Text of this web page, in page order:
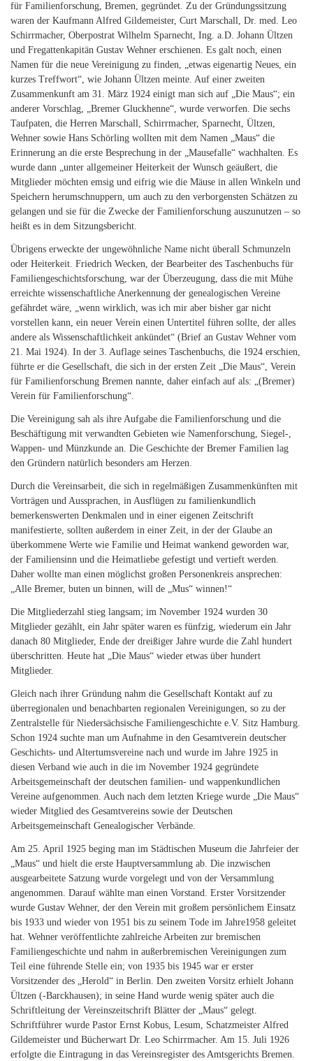
für Familienforschung, Bremen, gegründet. Zu der Gründungssitzung
waren der Kaufmann Alfred Gildemeister, Curt Marschall, Dr. med. Leo
Schirrmacher, Oberpostrat Wilhelm Sparnecht, Ing. a.D. Johann Ültzen
und Fregattenkapitän Gustav Wehner erschienen. Es galt noch, einen
Namen für die neue Vereinigung zu finden, „etwas eigenartig Neues, ein
kurzes Treffwort“, wie Johann Ültzen meinte. Auf einer zweiten
Zusammenkunft am 31. März 1924 einigt man sich auf „Die Maus“; ein
anderer Vorschlag, „Bremer Gluckhenne“, wurde verworfen. Die sechs
Taufpaten, die Herren Marschall, Schirrmacher, Sparnecht, Ültzen,
Wehner sowie Hans Schörling wollten mit dem Namen „Maus“ die
Erinnerung an die erste Besprechung in der „Mausefalle“ wachhalten. Es
wurde dann „unter allgemeiner Heiterkeit der Wunsch geäußert, die
Mitglieder möchten emsig und eifrig wie die Mäuse in allen Winkeln und
Speichern herumschnuppern, um auch zu den verborgensten Schätzen zu
gelangen und sie für die Zwecke der Familienforschung auszunutzen – so
heißt es in dem Sitzungsbericht.
Übrigens erweckte der ungewöhnliche Name nicht überall Schmunzeln
oder Heiterkeit. Friedrich Wecken, der Bearbeiter des Taschenbuchs für
Familiengeschichtsforschung, war der Überzeugung, dass die mit Mühe
erreichte wissenschaftliche Anerkennung der genealogischen Vereine
gefährdet wäre, „wenn wirklich, was ich mir aber bisher gar nicht
vorstellen kann, ein neuer Verein einen Untertitel führen sollte, der alles
andere als Wissenschaftlichkeit ankündet“ (Brief an Gustav Wehner vom
21. Mai 1924). In der 3. Auflage seines Taschenbuchs, die 1924 erschien,
führte er die Gesellschaft, die sich in der ersten Zeit „Die Maus“, Verein
für Familienforschung Bremen nannte, daher einfach auf als: „(Bremer)
Verein für Familienforschung“.
Die Vereinigung sah als ihre Aufgabe die Familienforschung und die
Beschäftigung mit verwandten Gebieten wie Namenforschung, Siegel-,
Wappen- und Münzkunde an. Die Geschichte der Bremer Familien lag
den Gründern natürlich besonders am Herzen.
Durch die Vereinsarbeit, die sich in regelmäßigen Zusammenkünften mit
Vorträgen und Aussprachen, in Ausflügen zu familienkundlich
bemerkenswerten Denkmalen und in einer eigenen Zeitschrift
manifestierte, sollten außerdem in einer Zeit, in der der Glaube an
überkommene Werte wie Familie und Heimat wankend geworden war,
der Familiensinn und die Heimatliebe gefestigt und vertieft werden.
Daher wollte man einen möglichst großen Personenkreis ansprechen:
„Alle Bremer, buten un binnen, will de „Mus“ winnen!“
Die Mitgliederzahl stieg langsam; im November 1924 wurden 30
Mitglieder gezählt, ein Jahr später waren es fünfzig, wiederum ein Jahr
danach 80 Mitglieder, Ende der dreißiger Jahre wurde die Zahl hundert
überschritten. Heute hat „Die Maus“ wieder etwas über hundert
Mitglieder.
Gleich nach ihrer Gründung nahm die Gesellschaft Kontakt auf zu
überregionalen und benachbarten regionalen Vereinigungen, so zu der
Zentralstelle für Niedersächsische Familiengeschichte e.V. Sitz Hamburg.
Schon 1924 suchte man um Aufnahme in den Gesamtverein deutscher
Geschichts- und Altertumsvereine nach und wurde im Jahre 1925 in
diesen Verband wie auch in die im November 1924 gegründete
Arbeitsgemeinschaft der deutschen familien- und wappenkundlichen
Vereine aufgenommen. Auch nach dem letzten Kriege wurde „Die Maus“
wieder Mitglied des Gesamtvereins sowie der Deutschen
Arbeitsgemeinschaft Genealogischer Verbände.
Am 25. April 1925 beging man im Städtischen Museum die Jahrfeier der
„Maus“ und hielt die erste Hauptversammlung ab. Die inzwischen
ausgearbeitete Satzung wurde vorgelegt und von der Versammlung
angenommen. Darauf wählte man einen Vorstand. Erster Vorsitzender
wurde Gustav Wehner, der den Verein mit großem persönlichem Einsatz
bis 1933 und wieder von 1951 bis zu seinem Tode im Jahre1958 geleitet
hat. Wehner veröffentlichte zahlreiche Arbeiten zur bremischen
Familiengeschichte und nahm in außerbremischen Vereinigungen zum
Teil eine führende Stelle ein; von 1935 bis 1945 war er erster
Vorsitzender des „Herold“ in Berlin. Den zweiten Vorsitz erhielt Johann
Ültzen (-Barckhausen); in seine Hand wurde wenig später auch die
Schriftleitung der Vereinszeitschrift Blätter der „Maus“ gelegt.
Schriftführer wurde Pastor Ernst Kobus, Lesum, Schatzmeister Alfred
Gildemeister und Bücherwart Dr. Leo Schirrmacher. Am 15. Juli 1926
erfolgte die Eintragung in das Vereinsregister des Amtsgerichts Bremen.